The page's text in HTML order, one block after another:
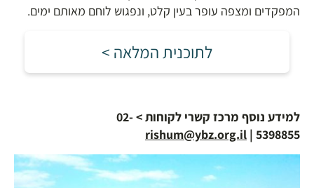
המפקדים ומצפה עופר בעין קלט, ונפגוש לוחם מאותם ימים.
לתוכנית המלאה >
למידע נוסף
מרכז קשרי לקוחות > 02-
5398855 |
rishum@ybz.org.il